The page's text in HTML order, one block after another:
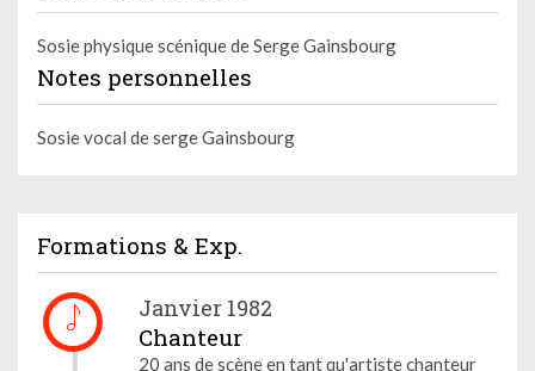
Sosie physique scénique de Serge Gainsbourg
Notes personnelles
Sosie vocal de serge Gainsbourg
Formations & Exp.
Janvier 1982
Chanteur
20 ans de scène en tant qu'artiste chanteur